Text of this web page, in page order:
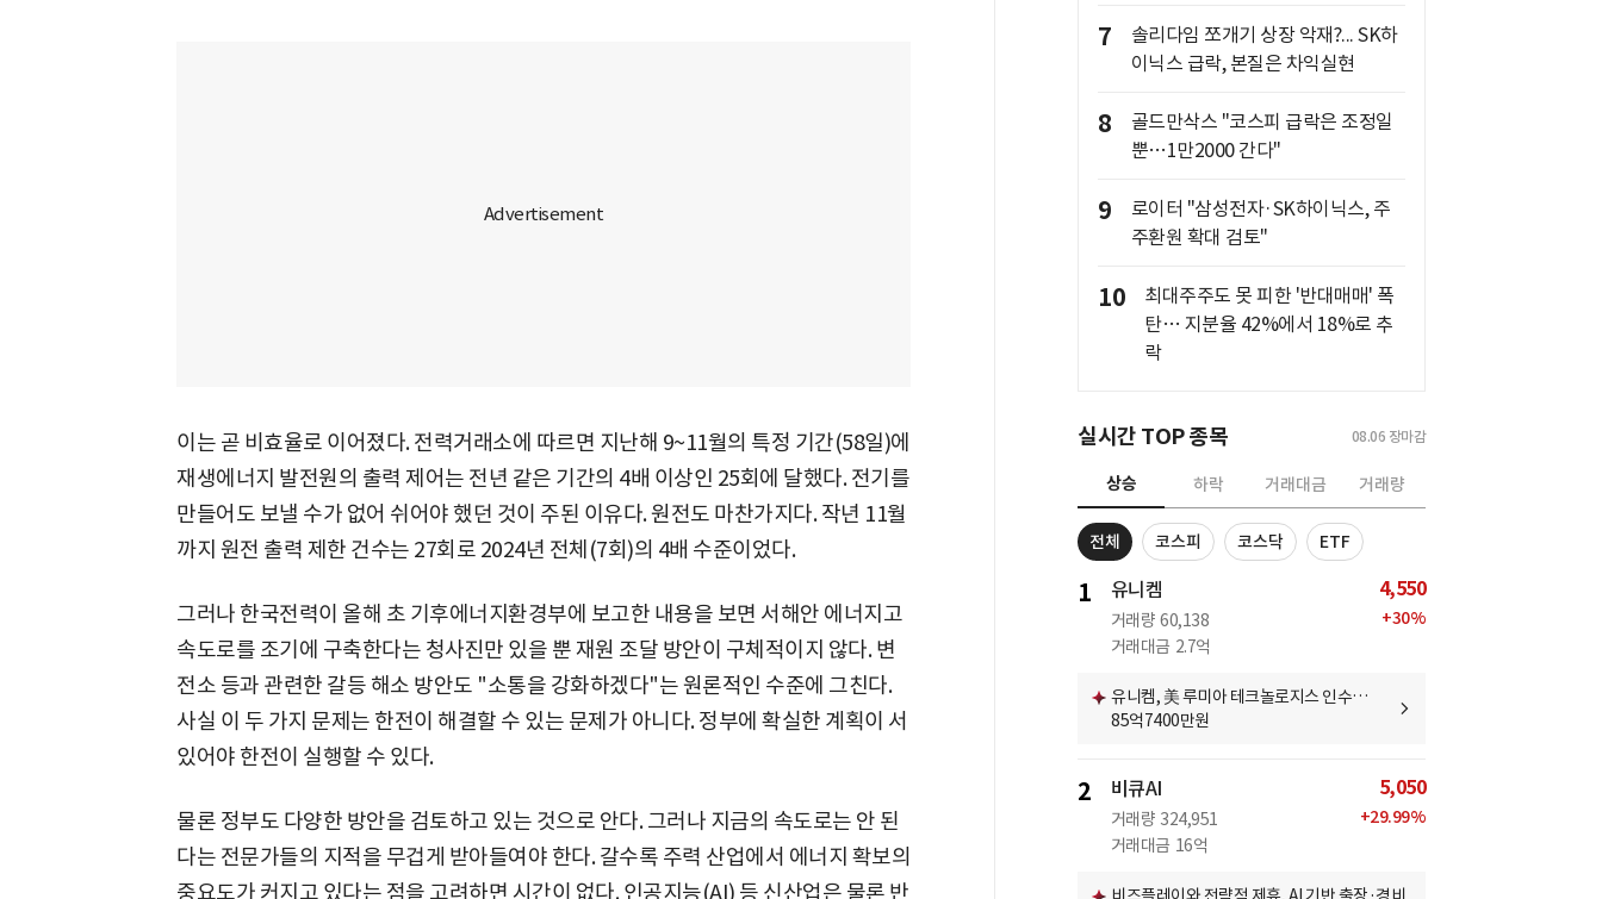
이는 곧 비효율로 이어졌다. 전력거래소에 따르면 지난해 9~11월의 특정 기간(58일)에
재생에너지 발전원의 출력 제어는 전년 같은 기간의 4배 이상인 25회에 달했다. 전기를
만들어도 보낼 수가 없어 쉬어야 했던 것이 주된 이유다. 원전도 마찬가지다. 작년 11월
까지 원전 출력 제한 건수는 27회로 2024년 전체(7회)의 4배 수준이었다.
그러나 한국전력이 올해 초 기후에너지환경부에 보고한 내용을 보면 서해안 에너지고
속도로를 조기에 구축한다는 청사진만 있을 뿐 재원 조달 방안이 구체적이지 않다. 변
전소 등과 관련한 갈등 해소 방안도 "소통을 강화하겠다"는 원론적인 수준에 그친다.
사실 이 두 가지 문제는 한전이 해결할 수 있는 문제가 아니다. 정부에 확실한 계획이 서
있어야 한전이 실행할 수 있다.
물론 정부도 다양한 방안을 검토하고 있는 것으로 안다. 그러나 지금의 속도로는 안 된
다는 전문가들의 지적을 무겁게 받아들여야 한다. 갈수록 주력 산업에서 에너지 확보의
중요도가 커지고 있다는 점을 고려하면 시간이 없다. 인공지능(AI) 등 신산업은 물론 반
7
솔리다임 쪼개기 상장 악재?... SK하
이닉스 급락, 본질은 차익실현
8
골드만삭스 "코스피 급락은 조정일
뿐…1만2000 간다"
9
로이터 "삼성전자·SK하이닉스, 주
주환원 확대 검토"
10
최대주주도 못 피한 '반대매매' 폭
탄… 지분율 42%에서 18%로 추
락
실시간 TOP 종목 08.06 장마감
상승 하락 거래대금 거래량
전체 코스피 코스닥 ETF
1 유니켐
거래량 60,138
거래대금 2.7억
4,550
+30%
유니켐, 美 루미아 테크놀로지스 인수…
85억7400만원
2 비큐AI
거래량 324,951
거래대금 16억
5,050
+29.99%